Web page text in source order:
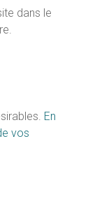
dans le
En
vos